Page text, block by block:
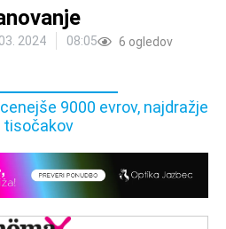
2024 08:05 6 ogledov